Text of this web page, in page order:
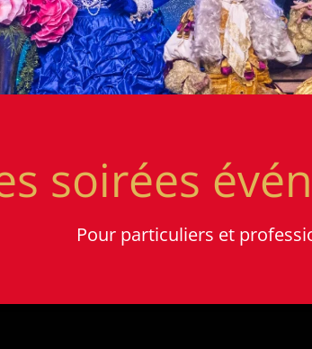
soirées
Pour particuliers et